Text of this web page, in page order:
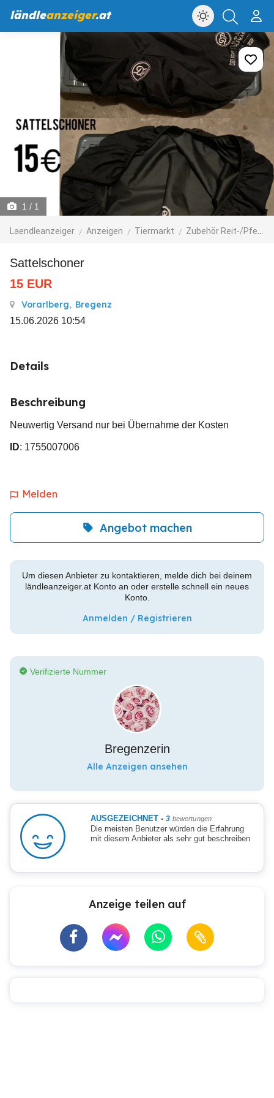
ländleanzeiger.at
1 / 1
Laendleanzeiger Anzeigen Tiermarkt Zubehör Reit-/Pferdesport
Sattelschoner
15 EUR
Vorarlberg, Bregenz
15.06.2026 10:54
Details
Beschreibung
Neuwertig Versand nur bei Übernahme der Kosten
ID: 1755007006
Melden
Angebot machen
Um diesen Anbieter zu kontaktieren, melde dich bei deinem
ländleanzeiger.at Konto an oder erstelle schnell ein neues
Konto.
Anmelden / Registrieren
Verifizierte Nummer
Bregenzerin
Alle Anzeigen ansehen
AUSGEZEICHNET - 3 bewertungen
Die meisten Benutzer würden die Erfahrung
mit diesem Anbieter als sehr gut beschreiben
Anzeige teilen auf